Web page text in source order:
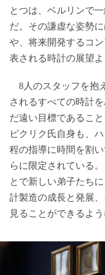
とつは、ベルリンで
だ。その謙虚な姿勢
や、将来開発するコ
表される時計の展望
8人のスタッフを抱
されるすべての時計
だ遠い目標であるこ
ピクリク氏自身も、
程の指導に時間を割
らに限定されている
とで新しい弟子たち
計製造の成長と発展
見ることができるよ